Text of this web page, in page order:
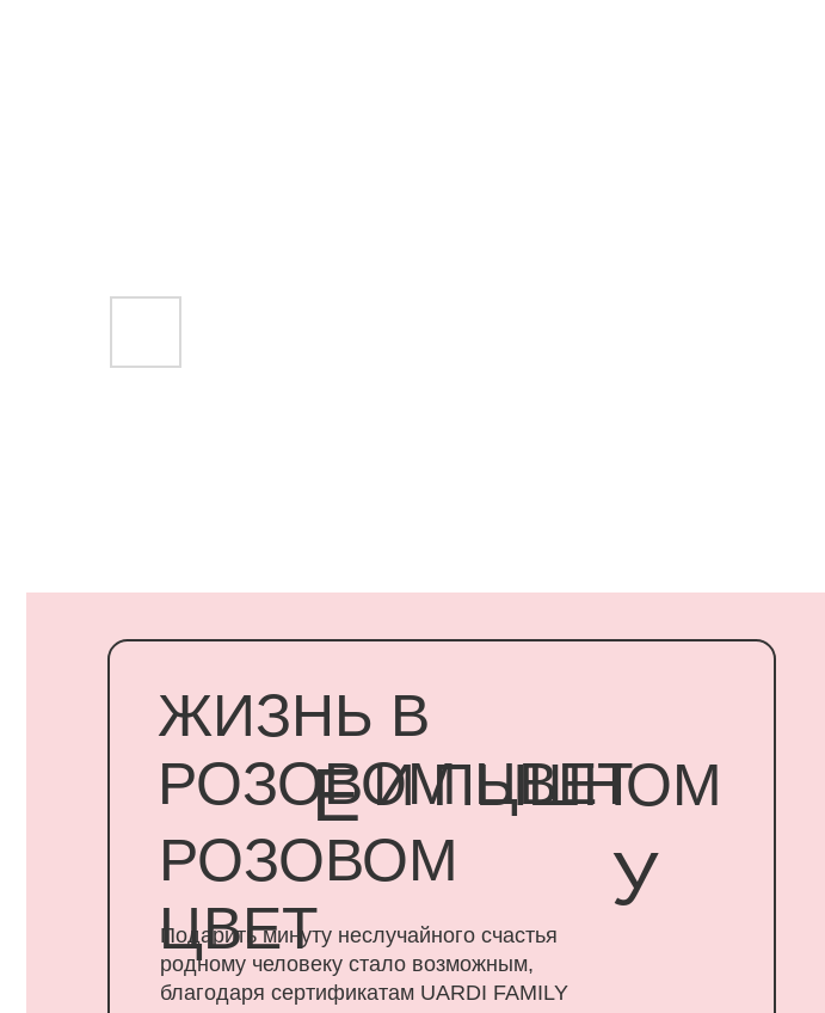
РОЗОВОМ ЦВЕТ
ПОДАРИТЬ
И ПЫШНОМ
Е
Подарить минуту неслучайного счастья
родному человеку стало возможным,
благодаря сертификатам UARDI FAMILY
РОЗОВОМ
ЦВЕТ